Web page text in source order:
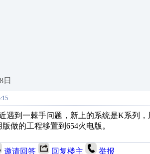
日
遇到一棘手问题，新上的系统是K系列
做的工程移置到654火电版。
邀请回答 回复楼主 举报